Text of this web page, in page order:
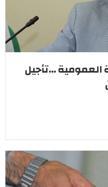
العمومية ...تأجيل